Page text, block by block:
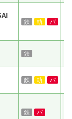
鉄 軌 バ
鉄
鉄 軌 バ
鉄 バ